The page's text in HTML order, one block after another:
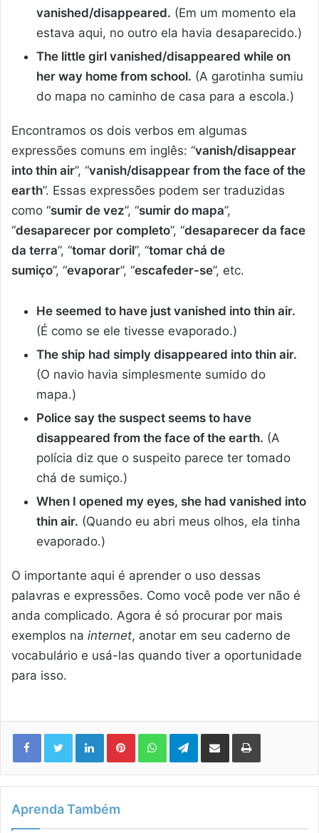
vanished/disappeared. (Em um momento ela
estava aqui, no outro ela havia desaparecido.)
The little girl vanished/disappeared while on
her way home from school. (A garotinha sumiu
do mapa no caminho de casa para a escola.)
Encontramos os dois verbos em algumas
expressões comuns em inglês: “vanish/disappear
into thin air”, “vanish/disappear from the face of the
earth”. Essas expressões podem ser traduzidas
como “sumir de vez”, “sumir do mapa”,
“desaparecer por completo”, “desaparecer da face
da terra”, “tomar doril”, “tomar chá de
sumiço”, “evaporar”, “escafeder-se”, etc.
He seemed to have just vanished into thin air.
(É como se ele tivesse evaporado.)
The ship had simply disappeared into thin air.
(O navio havia simplesmente sumido do
mapa.)
Police say the suspect seems to have
disappeared from the face of the earth. (A
polícia diz que o suspeito parece ter tomado
chá de sumiço.)
When I opened my eyes, she had vanished into
thin air. (Quando eu abri meus olhos, ela tinha
evaporado.)
O importante aqui é aprender o uso dessas
palavras e expressões. Como você pode ver não é
anda complicado. Agora é só procurar por mais
exemplos na internet, anotar em seu caderno de
vocabulário e usá-las quando tiver a oportunidade
para isso.
LinkedinPinterestWhatsAppTelegram
Compartilhar via e-mail Imprimir
Aprenda Também